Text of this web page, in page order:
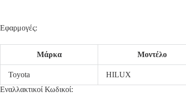
Εφαρμογές:
Μάρκα Μοντέλο
Toyota HILUX
Εναλλακτικοί Κωδικοί: